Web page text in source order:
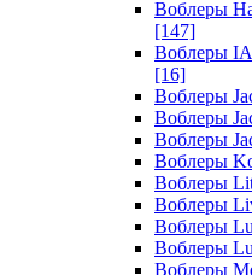
Воблеры
[147]
Воблеры
[16]
Воблеры
Воблеры
Воблеры
Воблеры
Воблеры
Воблеры
Воблеры
Воблеры
Воблеры